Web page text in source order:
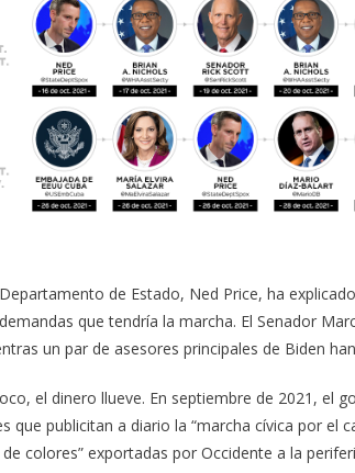
de Estado, Ned Price, ha
que tendría la marcha. El Senador
un par de asesores principales de Biden
el dinero llueve. En septiembre de 2021, el
que publicitan a diario la “marcha cívica por el
colores” exportadas por Occidente a la